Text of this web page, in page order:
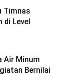
Timnas
di Level
Air Minum
Bernilai